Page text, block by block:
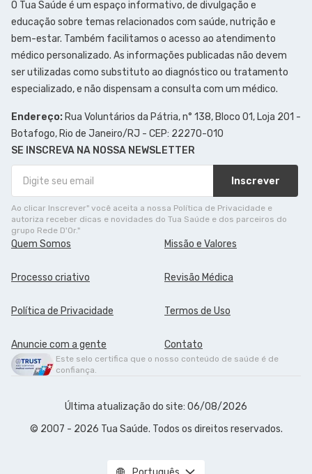
O Tua Saúde é um espaço informativo, de divulgação e
educação sobre temas relacionados com saúde, nutrição e
bem-estar. Também facilitamos o acesso ao atendimento
médico personalizado. As informações publicadas não devem
ser utilizadas como substituto ao diagnóstico ou tratamento
especializado, e não dispensam a consulta com um médico.
Endereço: Rua Voluntários da Pátria, n° 138, Bloco 01, Loja 201 -
Botafogo, Rio de Janeiro/RJ - CEP: 22270-010
SE INSCREVA NA NOSSA NEWSLETTER
Inscrever
Ao clicar Inscrever" você aceita a nossa Política de Privacidade e
autoriza receber dicas e novidades do Tua Saúde e dos parceiros do
grupo Rede D'Or."
Quem Somos Missão e Valores
Processo criativo Revisão Médica
Política de Privacidade Termos de Uso
Anuncie com a gente Contato
Este selo certifica que o nosso conteúdo de saúde é de
confiança.
Última atualização do site: 06/08/2026
© 2007 - 2026 Tua Saúde. Todos os direitos reservados.